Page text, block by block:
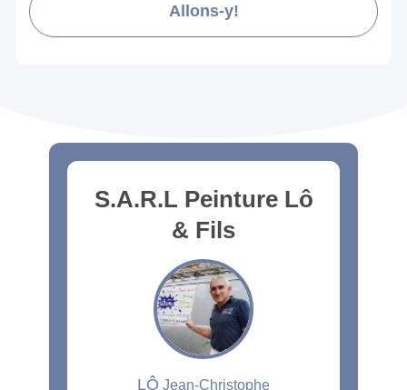
Allons-y!
S.A.R.L Peinture Lô
& Fils
LÔ Jean-Christophe